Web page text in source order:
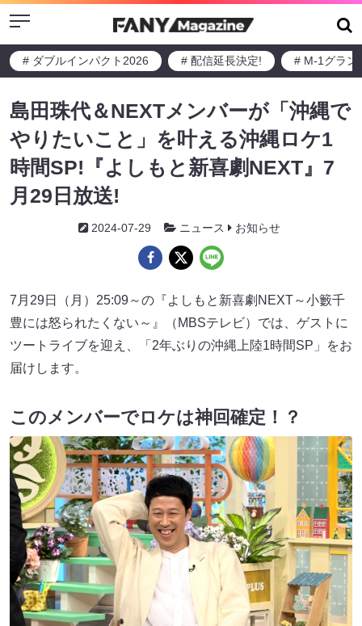
Menu
# ダブルインパクト2026 # 配信延長決定! # M-1グラン
島田珠代＆NEXTメンバーが「沖縄で
やりたいこと」を叶える沖縄ロケ1
時間SP!『よしもと新喜劇NEXT』7
月29日放送!
2024-07-29 ニュース お知らせ
7月29日（月）25:09～の『よしもと新喜劇NEXT～小籔千
豊には怒られたくない～』（MBSテレビ）では、ゲストに
ツートライブを迎え、「2年ぶりの沖縄上陸1時間SP」をお
届けします。
このメンバーでロケは神回確定！？